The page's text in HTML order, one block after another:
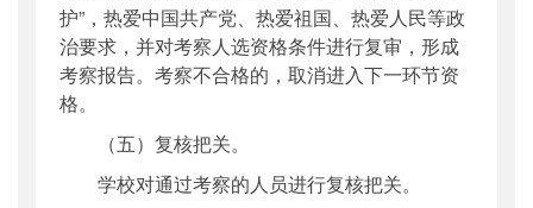
护”，热爱中国共产党、热爱祖国、热爱人民等政
治要求，并对考察人选资格条件进行复审，形成
考察报告。考察不合格的，取消进入下一环节资
格。
（五）复核把关。
学校对通过考察的人员进行复核把关。